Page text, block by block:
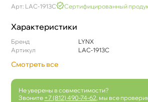
Арт: LAC-1913C Сертифицированный
Характеристики
Бренд
LYNX
Артикул
LAC-1913C
Смотреть все
Не уверены в совместимости?
Звоните +7 (812) 490-74-62 , мы все